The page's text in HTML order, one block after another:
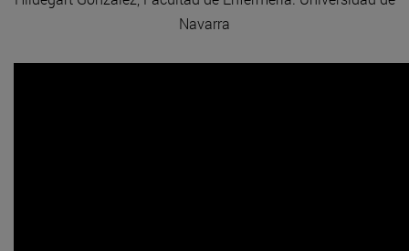
Navarra